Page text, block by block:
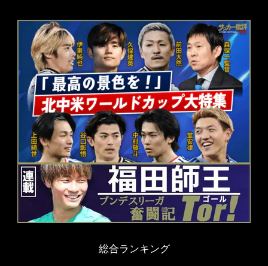
総合ランキング